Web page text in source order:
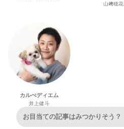
山﨑穂花
カルぺディエム
井上健斗